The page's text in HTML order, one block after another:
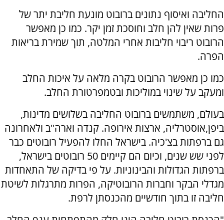
החליבה ואיסוף נתונים ברובוט מונעת חליבת יתר של
פרות שאין להן חלב וחוסכת זמן יקר. כמו כן מאפשר
הרובוט ריבוי חליבות אחרי המלטה, תוך שמירת בריאות
הפרה.
כמו כן מאפשר הרובוט בקרה מלאה על איכות החלב
ומעקב על שינוי במוליכות ובטמפרטורת החלב.
בעולם, משתמשים ברובוט החליבה בשלושים מדינות,
ביפן,אוסטרליה, ארצות אירופה. קנדה וארה"ב ולאחרונה
גם ברפתות בצ'כיה. בישראל החלו להפעיל רובוטים כבר
לפני שש שנים, וכיום הם קיימים 50 רובוטים בישראל,
ברפתות הגדולות והבינוניות. על פי בדיקה של התאחדות
מגדלי הבקר וחברות הרובוטיקה, הפרות מתרגלות לשיטת
חליבה זו בתוך חודשיים מהכנסתן לרפת.